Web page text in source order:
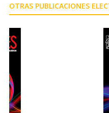
OTRAS PUBLICACIONES